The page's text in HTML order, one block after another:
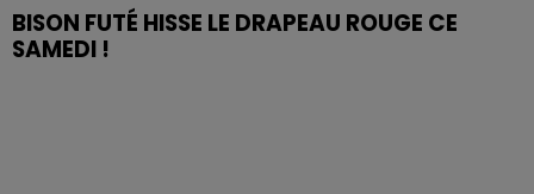
BISON FUTÉ HISSE LE DRAPEAU ROUGE CE
SAMEDI !